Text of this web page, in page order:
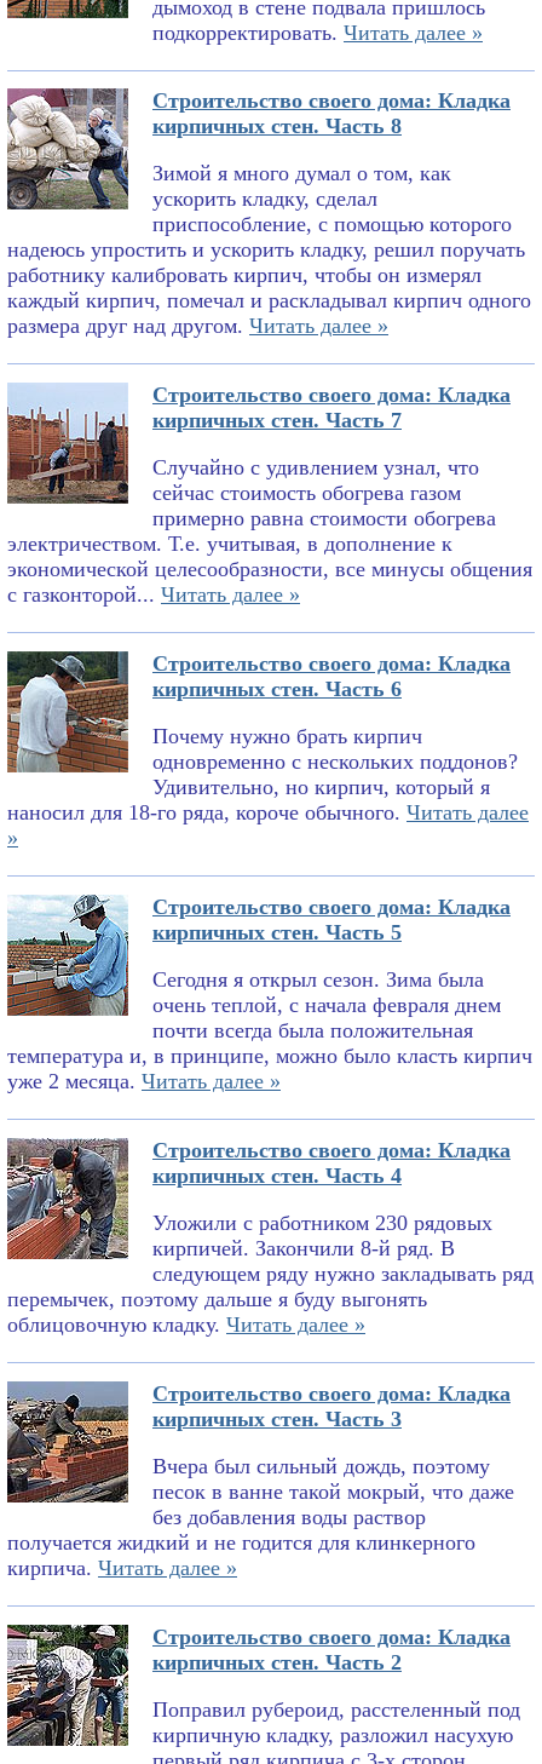
дымоход в стене подвала пришлось
подкорректировать. Читать далее »
Строительство своего дома: Кладка
кирпичных стен. Часть 8
Зимой я много думал о том, как
ускорить кладку, сделал
приспособление, с помощью которого
надеюсь упростить и ускорить кладку, решил поручать
работнику калибровать кирпич, чтобы он измерял
каждый кирпич, помечал и раскладывал кирпич одного
размера друг над другом. Читать далее »
Строительство своего дома: Кладка
кирпичных стен. Часть 7
Случайно с удивлением узнал, что
сейчас стоимость обогрева газом
примерно равна стоимости обогрева
электричеством. Т.е. учитывая, в дополнение к
экономической целесообразности, все минусы общения
с газконторой... Читать далее »
Строительство своего дома: Кладка
кирпичных стен. Часть 6
Почему нужно брать кирпич
одновременно с нескольких поддонов?
Удивительно, но кирпич, который я
наносил для 18-го ряда, короче обычного. Читать далее
»
Строительство своего дома: Кладка
кирпичных стен. Часть 5
Сегодня я открыл сезон. Зима была
очень теплой, с начала февраля днем
почти всегда была положительная
температура и, в принципе, можно было класть кирпич
уже 2 месяца. Читать далее »
Строительство своего дома: Кладка
кирпичных стен. Часть 4
Уложили с работником 230 рядовых
кирпичей. Закончили 8-й ряд. В
следующем ряду нужно закладывать ряд
перемычек, поэтому дальше я буду выгонять
облицовочную кладку. Читать далее »
Строительство своего дома: Кладка
кирпичных стен. Часть 3
Вчера был сильный дождь, поэтому
песок в ванне такой мокрый, что даже
без добавления воды раствор
получается жидкий и не годится для клинкерного
кирпича. Читать далее »
Строительство своего дома: Кладка
кирпичных стен. Часть 2
Поправил рубероид, расстеленный под
кирпичную кладку, разложил насухую